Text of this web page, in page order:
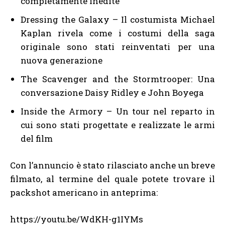
Dressing the Galaxy – Il costumista Michael
Kaplan rivela come i costumi della saga
originale sono stati reinventati per una
nuova generazione
The Scavenger and the Stormtrooper: Una
conversazione Daisy Ridley e John Boyega
Inside the Armory – Un tour nel reparto in
cui sono stati progettate e realizzate le armi
del film
Con l’annuncio è stato rilasciato anche un breve
filmato, al termine del quale potete trovare il
packshot americano in anteprima:
https://youtu.be/WdKH-g1IYMs